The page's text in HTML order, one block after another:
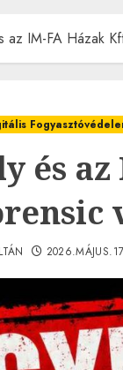
az IM-FA Házak
és az